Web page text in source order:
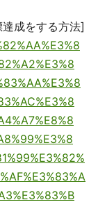
成をする方法]